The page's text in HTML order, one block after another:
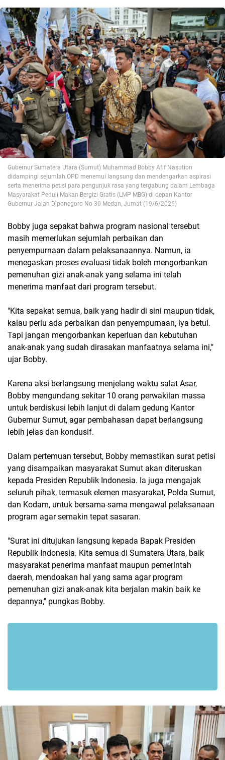
Gubernur Sumatera Utara (Sumut) Muhammad Bobby Afif Nasution
didampingi sejumlah OPD menemui langsung dan mendengarkan aspirasi
serta menerima petisi para pengunjuk rasa yang tergabung dalam Lembaga
Masyarakat Peduli Makan Bergizi Gratis (LMP MBG) di depan Kantor
Gubernur Jalan Diponegoro No 30 Medan, Jumat (19/6/2026)
Bobby juga sepakat bahwa program nasional tersebut
masih memerlukan sejumlah perbaikan dan
penyempurnaan dalam pelaksanaannya. Namun, ia
menegaskan proses evaluasi tidak boleh mengorbankan
pemenuhan gizi anak-anak yang selama ini telah
menerima manfaat dari program tersebut.
"Kita sepakat semua, baik yang hadir di sini maupun tidak,
kalau perlu ada perbaikan dan penyempurnaan, iya betul.
Tapi jangan mengorbankan keperluan dan kebutuhan
anak-anak yang sudah dirasakan manfaatnya selama ini,"
ujar Bobby.
Karena aksi berlangsung menjelang waktu salat Asar,
Bobby mengundang sekitar 10 orang perwakilan massa
untuk berdiskusi lebih lanjut di dalam gedung Kantor
Gubernur Sumut, agar pembahasan dapat berlangsung
lebih jelas dan kondusif.
Dalam pertemuan tersebut, Bobby memastikan surat petisi
yang disampaikan masyarakat Sumut akan diteruskan
kepada Presiden Republik Indonesia. Ia juga mengajak
seluruh pihak, termasuk elemen masyarakat, Polda Sumut,
dan Kodam, untuk bersama-sama mengawal pelaksanaan
program agar semakin tepat sasaran.
"Surat ini ditujukan langsung kepada Bapak Presiden
Republik Indonesia. Kita semua di Sumatera Utara, baik
masyarakat penerima manfaat maupun pemerintah
daerah, mendoakan hal yang sama agar program
pemenuhan gizi anak-anak kita berjalan makin baik ke
depannya," pungkas Bobby.